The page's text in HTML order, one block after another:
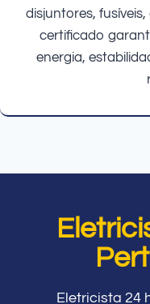
disjuntores,
certificado
energia,
Eletricista 24